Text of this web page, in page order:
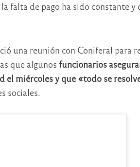
falta de pago ha sido constante y
una reunión con Coniferal para
que algunos funcionarios
el miércoles y que «todo se
sociales.